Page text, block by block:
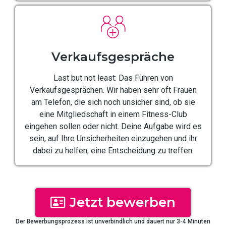
Verkaufsgespräche
Last but not least: Das Führen von
Verkaufsgesprächen. Wir haben sehr oft Frauen
am Telefon, die sich noch unsicher sind, ob sie
eine Mitgliedschaft in einem Fitness-Club
eingehen sollen oder nicht. Deine Aufgabe wird es
sein, auf Ihre Unsicherheiten einzugehen und ihr
dabei zu helfen, eine Entscheidung zu treffen.
Jetzt bewerben
Der Bewerbungsprozess ist unverbindlich und dauert nur 3-4 Minuten